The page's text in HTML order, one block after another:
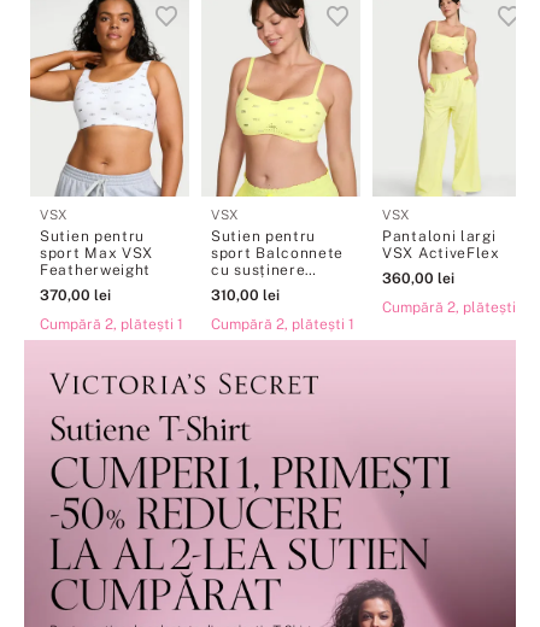
VSX
Sutien pentru
sport Max VSX
Featherweight
370,00 lei
Cumpără 2, plătești 1
VSX
Sutien pentru
sport Balconnete
cu susținere
ușoară VSX
Featherweight
310,00 lei
Cumpără 2, plătești 1
VSX
Pantaloni largi
VSX ActiveFlex
360,00 lei
Cumpără 2, plătești 1